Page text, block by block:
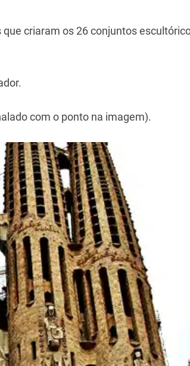
criaram os 26 conjuntos
com o ponto na imagem).